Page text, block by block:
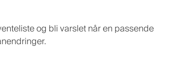
og bli varslet når en passende